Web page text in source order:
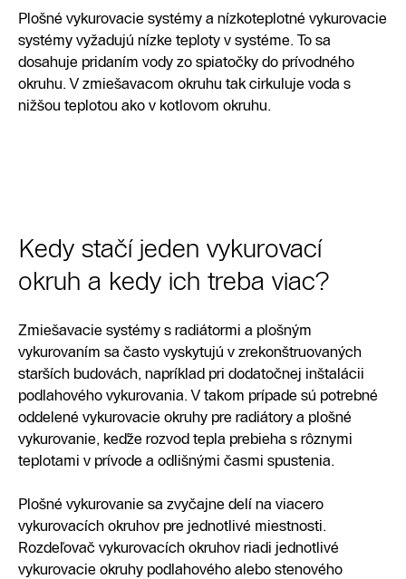
Plošné vykurovacie systémy a nízkoteplotné vykurovacie
systémy vyžadujú nízke teploty v systéme. To sa
dosahuje pridaním vody zo spiatočky do prívodného
okruhu. V zmiešavacom okruhu tak cirkuluje voda s
nižšou teplotou ako v kotlovom okruhu.
Kedy stačí jeden vykurovací
okruh a kedy ich treba viac?
Zmiešavacie systémy s radiátormi a plošným
vykurovaním sa často vyskytujú v zrekonštruovaných
starších budovách, napríklad pri dodatočnej inštalácii
podlahového vykurovania. V takom prípade sú potrebné
oddelené vykurovacie okruhy pre radiátory a plošné
vykurovanie, keďže rozvod tepla prebieha s rôznymi
teplotami v prívode a odlišnými časmi spustenia.
Plošné vykurovanie sa zvyčajne delí na viacero
vykurovacích okruhov pre jednotlivé miestnosti.
Rozdeľovač vykurovacích okruhov riadi jednotlivé
vykurovacie okruhy podlahového alebo stenového